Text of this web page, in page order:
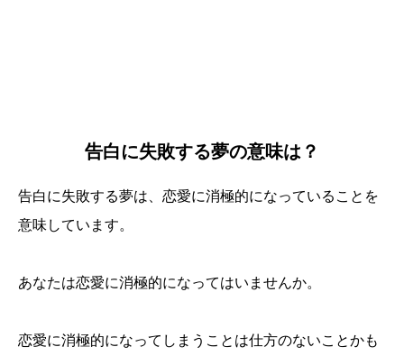
告白に失敗する夢の意味は？
告白に失敗する夢は、恋愛に消極的になっていることを
意味しています。
あなたは恋愛に消極的になってはいませんか。
恋愛に消極的になってしまうことは仕方のないことかも